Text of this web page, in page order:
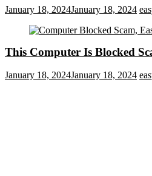
January 18, 2024January 18, 2024
This Computer Is Blocked
January 18, 2024January 18, 2024